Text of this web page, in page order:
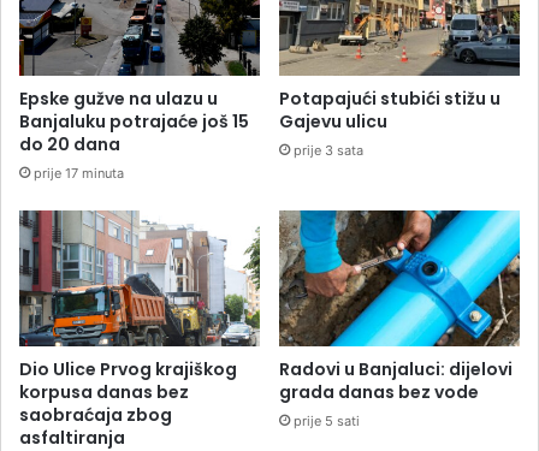
Epske gužve na ulazu u
Banjaluku potrajaće još 15
do 20 dana
prije 17 minuta
Potapajući stubići stižu u
Gajevu ulicu
prije 3 sata
Dio Ulice Prvog krajiškog
korpusa danas bez
saobraćaja zbog
asfaltiranja
Radovi u Banjaluci: dijelovi
grada danas bez vode
prije 5 sati